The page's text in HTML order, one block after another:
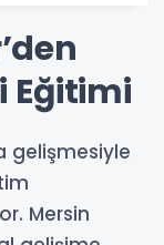
Eğitimi
gelişmesiyle
Mersin